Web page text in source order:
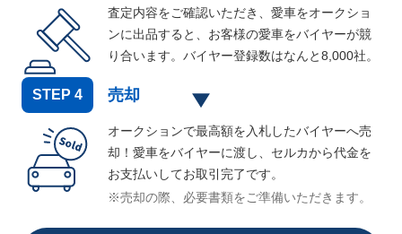
査定内容をご確認いただき、愛車をオークショ
ンに出品すると、お客様の愛車をバイヤーが競
り合います。バイヤー登録数はなんと8,000社。
STEP 4 売却
オークションで最高額を入札したバイヤーへ売
却！愛車をバイヤーに渡し、セルカから代金を
お支払いしてお取引完了です。
※売却の際、必要書類をご準備いただきます。